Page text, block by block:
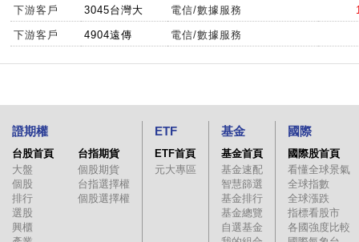
下游客戶 3045台灣大 電信/數據服務
下游客戶 4904遠傳 電信/數據服務
證期權
台股首頁
大盤
個股
排行
選股
興櫃
台指期貨
個股期貨
台指選擇權
個股選擇權
ETF
ETF首頁
元大專區
基金
基金首頁
基金速配
智慧篩選
基金排行
基金總覽
自選基金
國際
國際股首頁
看懂全球景氣
全球指數
全球漲跌
指標看股市
各國強度比較